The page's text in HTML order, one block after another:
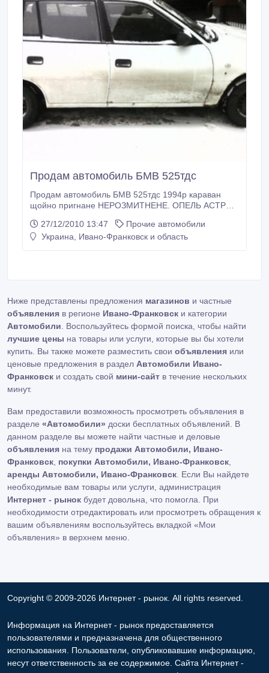
Продам автомобиль БМВ 525тдс
Продам автомобиль БМВ 525тдс 1994р караван
щойно пригнане НЕРОЗМИТНЕНЕ. ОПЕЛЬ АСТРУ
27/12/2010 13:47
Прочие автомобили
Украина, Ивано-Франковск и область
Ниже представлены предложения магазинов и частные
объявления в регионе Ивано-Франковск и категории
Автомобили . Воспользуйтесь формой поиска, чтобы найти
лучшие цены на товары или услуги, которые вы бы хотели
купить. Вы также можете разместить свои объявления или
ценовые предложения в раздел Автомобили Ивано-
Франковск и создать свой мини-сайт в течение нескольких
минут.
Вам предоставили возможность просмотреть объявления в
разделе «Автомобили» доски бесплатных объявлений. В
данном разделе вы можете найти частные и деловые
объявления на тему продажи Автомобили, Ивано-
Франковск покупки Автомобили, Ивано-Франковск
аренды Автомобили, Ивано-Франковск . Если Вы найдете
необходимые вам товары или услуги, администрация
Интернет - рынок будет довольна, что помогла. При
необходимости отредактировать или просмотреть обращения к
вашим объявлениям воспользуйтесь вкладкой «Мои
объявления» в верхнем меню.
Copyright © 2009-2026 Интернет - рынок. All rights reserved.
Информация на Интернет - рынок предоставляется
пользователями и предназначена для общественного
использования. Пользователи, опубликовавшие информацию,
несут ответственность за ее содержимое. Сайта Интернет -